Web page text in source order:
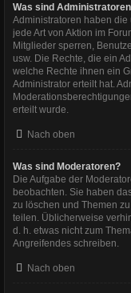
Was sind
Administratoren haben die
jede Art von Aktion im
Mitglieder sperren,
usw. Die Rechte, die ein
welche Rechte ihnen ein
Administrator erteilt hat.
erteilt wurde.
Nach oben
Was sind Moderatoren?
Die Aufgabe der
beobachten. Sie haben
zu löschen und Themen
teilen. Üblicherweise
d. h. etwas nicht zum
Angreifendes schreiben.
Nach oben